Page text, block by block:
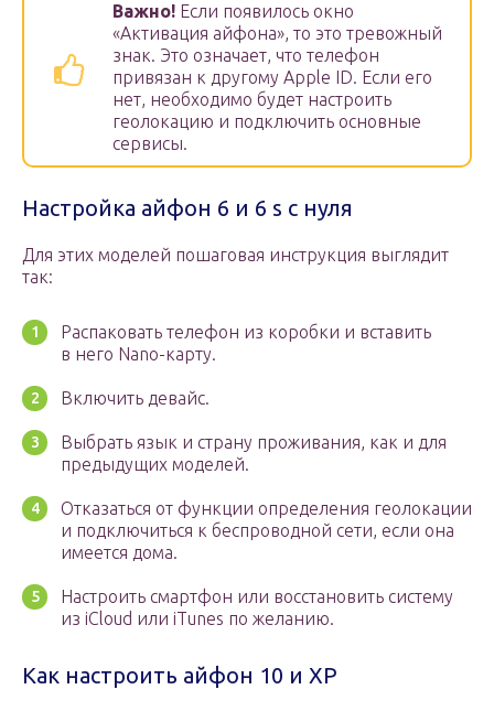
Важно! Если появилось окно
«Активация айфона», то это тревожный
знак. Это означает, что телефон
привязан к другому Apple ID. Если его
нет, необходимо будет настроить
геолокацию и подключить основные
сервисы.
Настройка айфон 6 и 6 s с нуля
Для этих моделей пошаговая инструкция выглядит
так:
Распаковать телефон из коробки и вставить
в него Nano-карту.
Включить девайс.
Выбрать язык и страну проживания, как и для
предыдущих моделей.
Отказаться от функции определения геолокации
и подключиться к беспроводной сети, если она
имеется дома.
Настроить смартфон или восстановить систему
из iCloud или iTunes по желанию.
Как настроить айфон 10 и XP